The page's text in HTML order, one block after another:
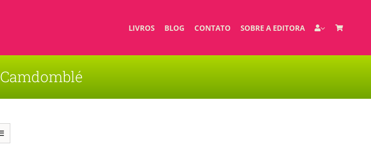
LIVROS BLOG CONTATO SOBRE A EDITORA
Camdomblé